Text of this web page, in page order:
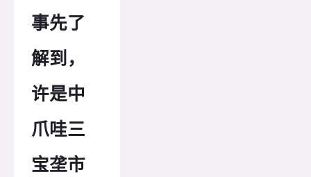
事先了
解到，
许是中
爪哇三
宝垄市